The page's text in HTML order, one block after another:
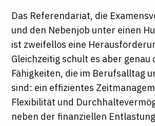
Das Referendariat, die
und den Nebenjob unter einen
ist zweifellos eine
Gleichzeitig schult es aber genau
Fähigkeiten, die im Berufsalltag
sind: ein effizientes
Flexibilität und
neben der finanziellen